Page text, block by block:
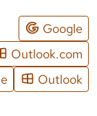
Google
Outlook.com
Outlook